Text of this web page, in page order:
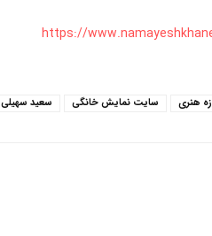
https://
هنری سایت نمایش خانگی سعید سهیلی